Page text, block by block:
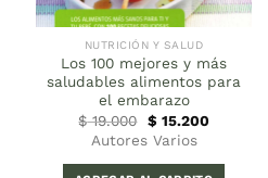
NUTRICIÓN Y SALUD
Los 100 mejores y más
saludables alimentos para
el embarazo
$19.000 El
precio
original
era:
$ 15.200El
es:
Autores Varios